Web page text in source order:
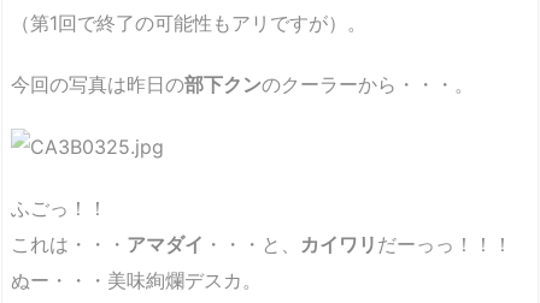
（第1回で終了の可能性もアリですが）。
今回の写真は昨日の部下クンのクーラーから・・・。
ふごっ！！
これは・・・ アマダイ ・・・と、 カイワリ だーっっ！！！
ぬー・・・美味絢爛デスカ。